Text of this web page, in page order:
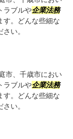
ラブルや企業法務
す。どんな些細な
い。
市、千歳市におい
ラブルや企業法務
す。どんな些細な
い。